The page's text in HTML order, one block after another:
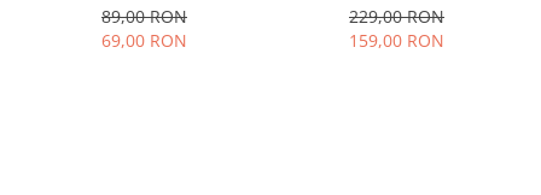
89,00 RON
69,00 RON
229,00 RON
159,00 RON